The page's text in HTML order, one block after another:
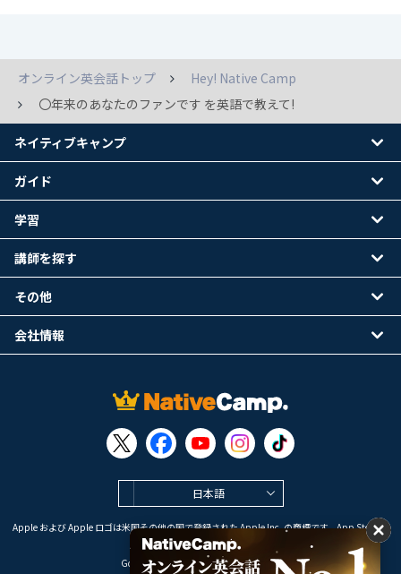
オンライン英会話トップ
Hey! Native Camp
〇年来のあなたのファンです を英語で教えて!
日本語
Apple および Apple ロゴは米国その他の国で登録された Apple Inc. の商標です。App Store は
Apple Inc. のサービスマークです。
Google Play は Google LLC の商標です。
ネイティブキャンプ
ガイド
学習
講師を探す
その他
会社情報